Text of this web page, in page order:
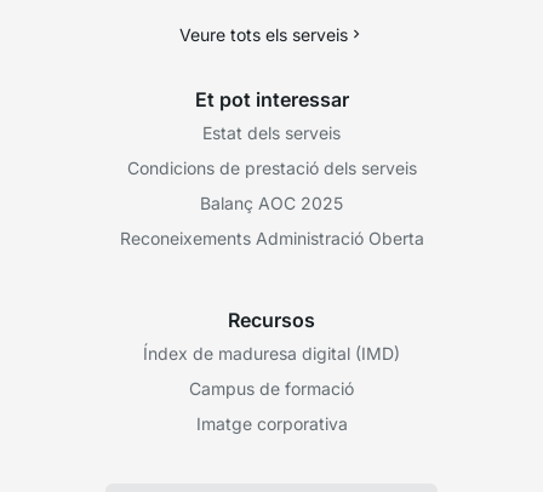
Veure tots els serveis
Et pot interessar
Estat dels serveis
Condicions de prestació dels serveis
Balanç AOC 2025
Reconeixements Administració Oberta
Recursos
Índex de maduresa digital (IMD)
Campus de formació
Imatge corporativa